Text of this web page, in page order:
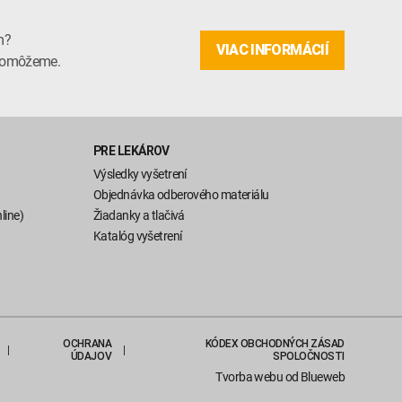
VIAC INFORMÁCIÍ
PRE LEKÁROV
Výsledky vyšetrení
Objednávka odberového materiálu
Žiadanky a tlačivá
Katalóg vyšetrení
OCHRANA
ÚDAJOV
KÓDEX OBCHODNÝCH ZÁSAD
SPOLOČNOSTI
Tvorba webuod Blueweb